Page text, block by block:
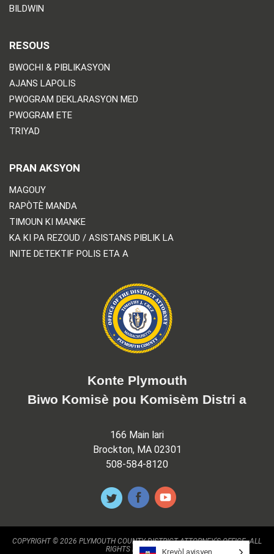
BILDWIN
RESOUS
BWOCHI & PIBLIKASYON
AJANS LAPOLIS
PWOGRAM DEKLARASYON MED
PWOGRAM ETE
TRIYAD
PRAN AKSYON
MAGOUY
RAPÒTÈ MANDA
TIMOUN KI MANKE
KA KI PA REZOUD / ASISTANS PIBLIK LA
INITE DETEKTIF POLIS ETA A
Konte Plymouth
Biwo Komisè pou Komisèm Distri a
166 Main lari
Brockton, MA 02301
508-584-8120
COPYRIGHT © 2026 PLYMOUTH COUNTY DISTRICT ATTORNEY'S OFFICE. ALL
RIGHTS RESERVED.Kreyòl ayisyen